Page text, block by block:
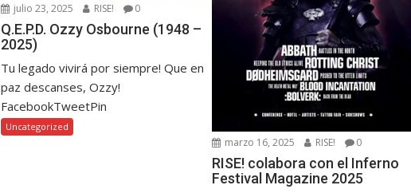
julio 23, 2025 RISE! 0
Q.E.P.D. Ozzy Osbourne (1948 –
2025)
Tu legado vivirá por siempre! Que en
paz descanses, Ozzy!
FacebookTweetPin
Uncategorized
marzo 16, 2025 RISE! 0
RISE! colabora con el Inferno
Festival Magazine 2025